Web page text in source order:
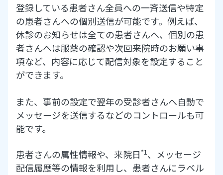
登録している患者さん全員への一斉送信や特定
の患者さんへの個別送信が可能です。例えば、
休診のお知らせは全ての患者さんへ、個別の患
者さんへは服薬の確認や次回来院時のお願い事
項など、内容に応じて配信対象を設定すること
ができます。
また、事前の設定で翌年の受診者さんへ自動で
メッセージを送信するなどのコントロールも可
能です。
患者さんの属性情報や、来院日 *1 、メッセージ
配信履歴等の情報を利用し、患者さんにラベル